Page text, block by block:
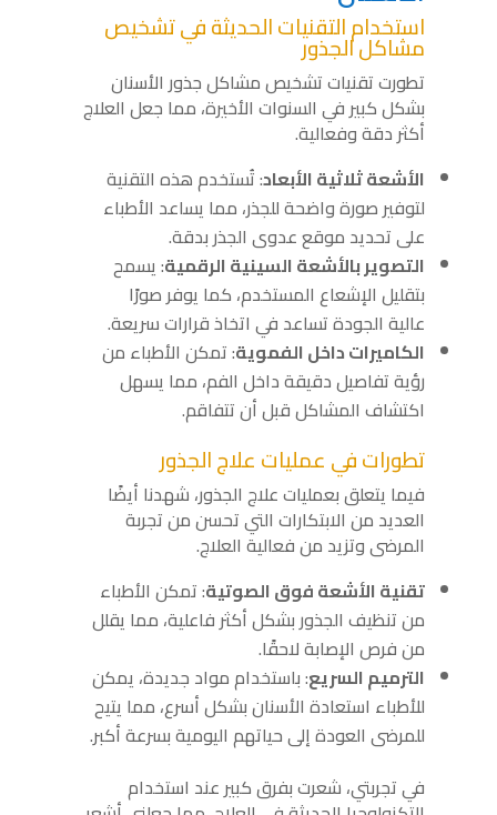
استخدام التقنيات الحديثة في تشخيص
مشاكل الجذور
تطورت تقنيات تشخيص مشاكل جذور الأسنان
بشكل كبير في السنوات الأخيرة، مما جعل العلاج
أكثر دقة وفعالية.
الأشعة ثلاثية الأبعاد: تُستخدم هذه التقنية
لتوفير صورة واضحة للجذر، مما يساعد الأطباء
على تحديد موقع عدوى الجذر بدقة.
التصوير بالأشعة السينية الرقمية: يسمح
بتقليل الإشعاع المستخدم، كما يوفر صورًا
عالية الجودة تساعد في اتخاذ قرارات سريعة.
الكاميرات داخل الفموية: تمكن الأطباء من
رؤية تفاصيل دقيقة داخل الفم، مما يسهل
اكتشاف المشاكل قبل أن تتفاقم.
تطورات في عمليات علاج الجذور
فيما يتعلق بعمليات علاج الجذور، شهدنا أيضًا
العديد من الابتكارات التي تحسن من تجربة
المرضى وتزيد من فعالية العلاج.
تقنية الأشعة فوق الصوتية: تمكن الأطباء
من تنظيف الجذور بشكل أكثر فاعلية، مما يقلل
من فرص الإصابة لاحقًا.
الترميم السريع: باستخدام مواد جديدة، يمكن
للأطباء استعادة الأسنان بشكل أسرع، مما يتيح
للمرضى العودة إلى حياتهم اليومية بسرعة أكبر.
في تجربتي، شعرت بفرق كبير عند استخدام